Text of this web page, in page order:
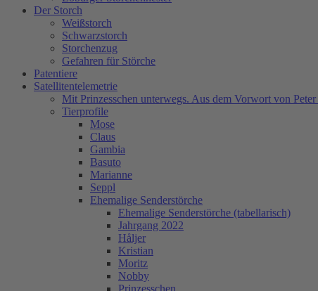
Der Storch
Weißstorch
Schwarzstorch
Storchenzug
Gefahren für Störche
Patentiere
Satellitentelemetrie
Mit Prinzesschen unterwegs. Aus dem Vorwort von
Tierprofile
Mose
Claus
Gambia
Basuto
Marianne
Seppl
Ehemalige Senderstörche
Ehemalige Senderstörche (tabellarisch)
Jahrgang 2022
Håljer
Kristian
Moritz
Nobby
Prinzesschen